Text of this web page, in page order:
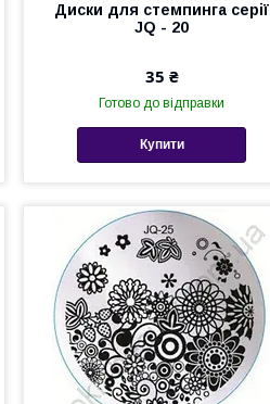
Диски для стемпинга серії
JQ - 20
35 ₴
Готово до відправки
Купити